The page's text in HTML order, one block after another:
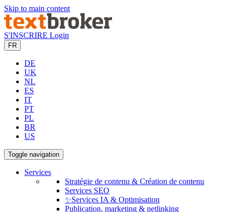
Skip to main content
S'INSCRIRE Login
FR
DE
UK
NL
ES
IT
PT
PL
BR
US
Toggle navigation
Services
Stratégie de contenu & Création de contenu
Services SEO
✨Services IA & Optimisation
Publication, marketing & netlinking